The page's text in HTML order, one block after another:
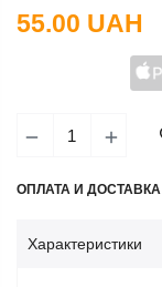
55.00 UAH
ОПЛАТА И ДОСТАВКА
Характеристики